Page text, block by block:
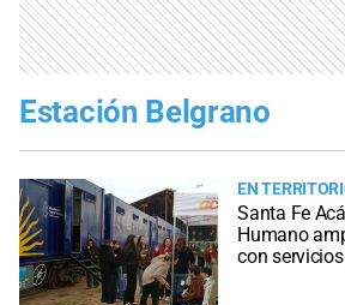
Estación Belgrano
EN
Santa Fe
Humano
con